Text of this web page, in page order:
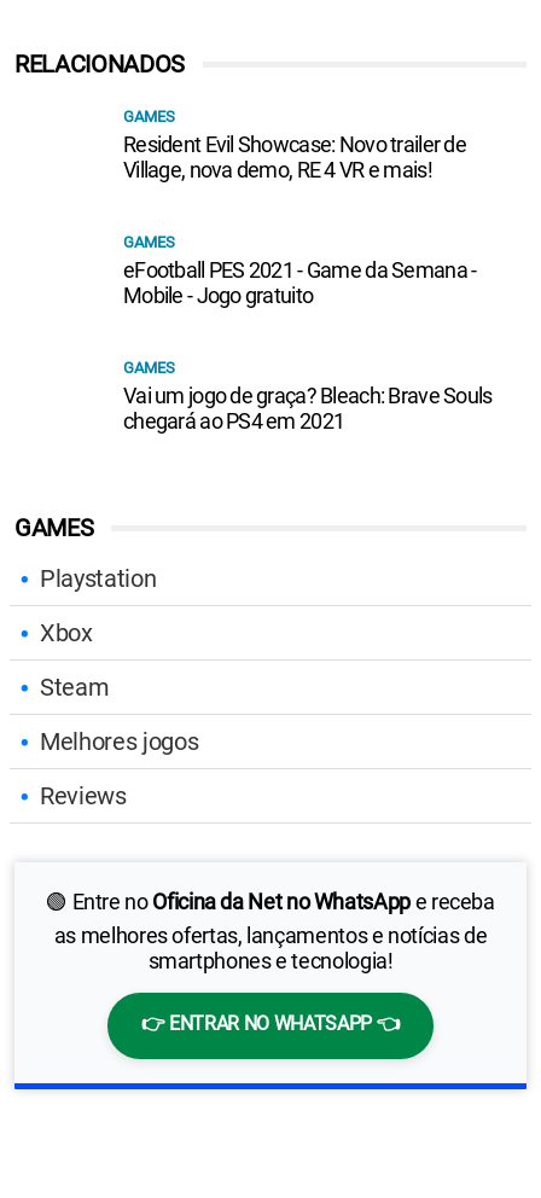
GAMES
Playstation
Xbox
Steam
Melhores jogos
Reviews
🟢 Entre noOficina da Net no WhatsAppe receba
as melhores ofertas, lançamentos e notícias de
smartphones e tecnologia!
👉 ENTRAR NO WHATSAPP 👈
RELACIONADOS
GAMES
Resident Evil Showcase: Novo trailer de
Village, nova demo, RE 4 VR e mais!
GAMES
eFootball PES 2021 - Game da Semana -
Mobile - Jogo gratuito
GAMES
Vai um jogo de graça? Bleach: Brave Souls
chegará ao PS4 em 2021